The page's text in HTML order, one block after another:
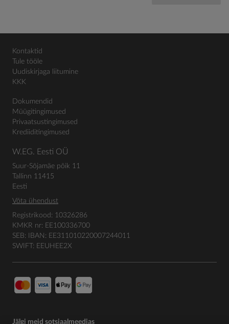
Kontaktid
Tule tööle
Uudiskirjaga liitumine
KKK
Dokumendid
Müügitingimused
Privaatsustingimused
Krediiditingimused
W.EG. Eesti OÜ
Suur-Sõjamäe põik 11
Tallinn 11415
Eesti
Võta ühendust
Registrikood: 10326286
KMKR nr: EE100336700
SEB: IBAN: EE311010220007244011
SWIFT: EEUHEE2X
Jälgi meid sotsiaalmeedias